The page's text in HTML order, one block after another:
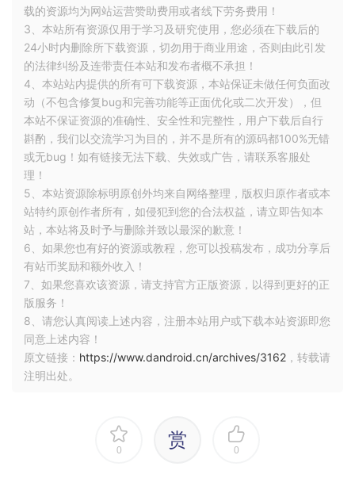
载的资源均为网站运营赞助费用或者线下劳务费用！
3、本站所有资源仅用于学习及研究使用，您必须在下载后的
24小时内删除所下载资源，切勿用于商业用途，否则由此引发
的法律纠纷及连带责任本站和发布者概不承担！
4、本站站内提供的所有可下载资源，本站保证未做任何负面改
动（不包含修复bug和完善功能等正面优化或二次开发），但
本站不保证资源的准确性、安全性和完整性，用户下载后自行
斟酌，我们以交流学习为目的，并不是所有的源码都100%无错
或无bug！如有链接无法下载、失效或广告，请联系客服处
理！
5、本站资源除标明原创外均来自网络整理，版权归原作者或本
站特约原创作者所有，如侵犯到您的合法权益，请立即告知本
站，本站将及时予与删除并致以最深的歉意！
6、如果您也有好的资源或教程，您可以投稿发布，成功分享后
有站币奖励和额外收入！
7、如果您喜欢该资源，请支持官方正版资源，以得到更好的正
版服务！
8、请您认真阅读上述内容，注册本站用户或下载本站资源即您
同意上述内容！
原文链接： https://www.dandroid.cn/archives/3162 ，转载请
注明出处。
0 赏 0